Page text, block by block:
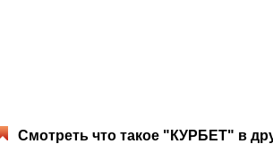
Смотреть что такое "КУРБЕТ" в